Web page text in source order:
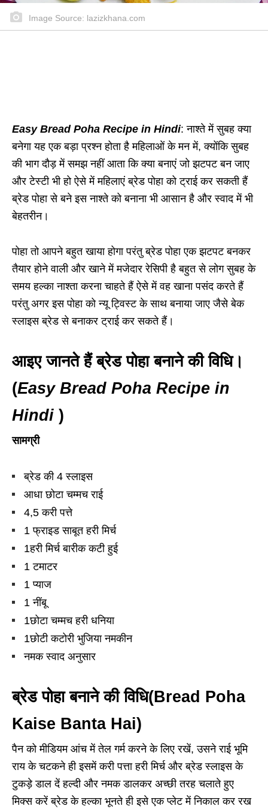
Image Source: lazizkhana.com
Easy Bread Poha Recipe in Hindi: नाश्ते में सुबह क्या
बनेगा यह एक बड़ा प्रश्न होता है महिलाओं के मन में, क्योंकि सुबह
की भाग दौड़ में समझ नहीं आता कि क्या बनाएं जो झटपट बन जाए
और टेस्टी भी हो ऐसे में महिलाएं ब्रेड पोहा को ट्राई कर सकती हैं
ब्रेड पोहा से बने इस नाश्ते को बनाना भी आसान है और स्वाद में भी
बेहतरीन।
पोहा तो आपने बहुत खाया होगा परंतु ब्रेड पोहा एक झटपट बनकर
तैयार होने वाली और खाने में मजेदार रेसिपी है बहुत से लोग सुबह के
समय हल्का नाश्ता करना चाहते हैं ऐसे में वह खाना पसंद करते हैं
परंतु अगर इस पोहा को न्यू ट्विस्ट के साथ बनाया जाए जैसे बेक
स्लाइस ब्रेड से बनाकर ट्राई कर सकते हैं।
आइए जानते हैं ब्रेड पोहा बनाने की विधि।
(Easy Bread Poha Recipe in
Hindi )
सामग्री
ब्रेड की 4 स्लाइस
आधा छोटा चम्मच राई
4,5 करी पत्ते
1 फ्राइड साबूत हरी मिर्च
1हरी मिर्च बारीक कटी हुई
1 टमाटर
1 प्याज
1 नींबू
1छोटा चम्मच हरी धनिया
1छोटी कटोरी भुजिया नमकीन
नमक स्वाद अनुसार
ब्रेड पोहा बनाने की विधि(Bread Poha
Kaise Banta Hai)
पैन को मीडियम आंच में तेल गर्म करने के लिए रखें, उसने राई भूमि
राय के चटकने ही इसमें करी पत्ता हरी मिर्च और ब्रेड स्लाइस के
टुकड़े डाल दें हल्दी और नमक डालकर अच्छी तरह चलाते हुए
मिक्स करें ब्रेड के हल्का भूनते ही इसे एक प्लेट में निकाल कर रख